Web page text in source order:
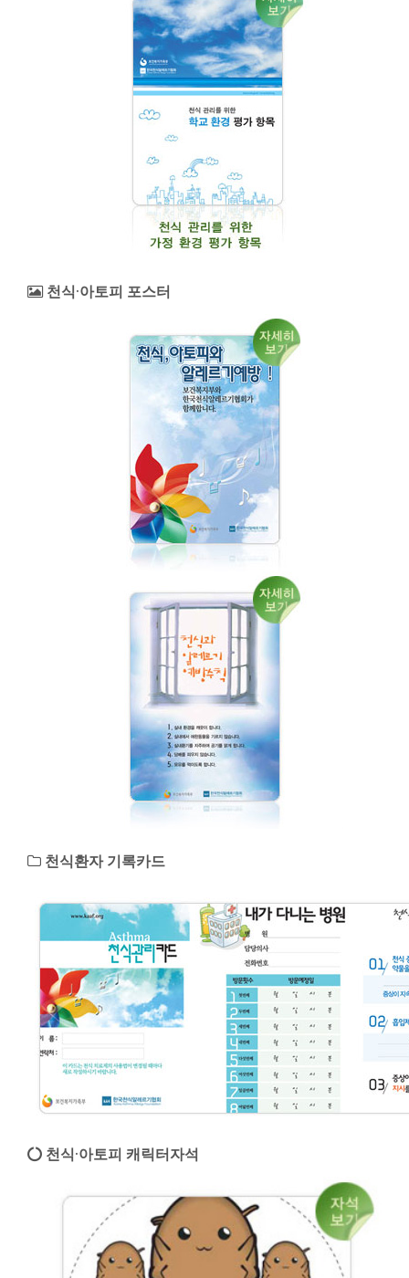
천식·아토피 포스터
천식환자 기록카드
천식·아토피 캐릭터자석